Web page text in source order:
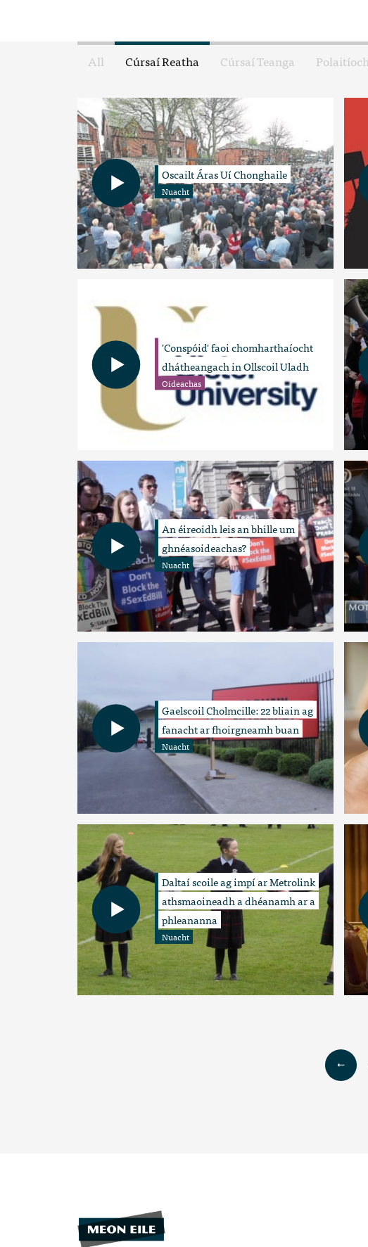
All Cúrsaí Reatha Cúrsaí Teanga
Oscailt Áras Uí Chonghaile
Nuacht
'Conspóid' faoi chomharthaíocht
dhátheangach in Ollscoil Uladh
Oideachas
An éireoidh leis an bhille um
ghnéasoideachas?
Nuacht
Gaelscoil Cholmcille: 22 bliain ag
fanacht ar fhoirgneamh buan
Nuacht
Daltaí scoile ag impí ar Metrolink
athsmaoineadh a dhéanamh ar a
phleananna
Nuacht